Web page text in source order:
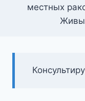
местных